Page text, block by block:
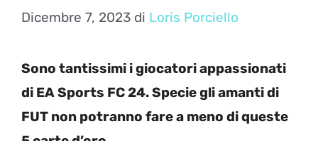
Dicembre 7, 2023 di Loris Porciello
Sono tantissimi i giocatori appassionati
di EA Sports FC 24. Specie gli amanti di
FUT non potranno fare a meno di queste